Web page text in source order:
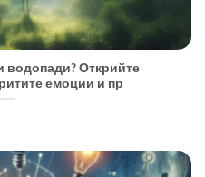
водопади? Открийте
емоции и пр